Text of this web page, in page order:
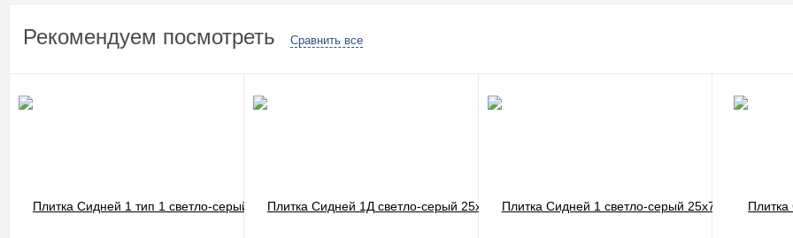
Рекомендуем посмотреть Сравнить все